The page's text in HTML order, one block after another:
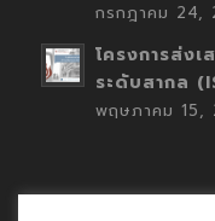
กรกฎาคม 24,
โครงการส่งเ
ระดับสากล
พฤษภาคม 15,